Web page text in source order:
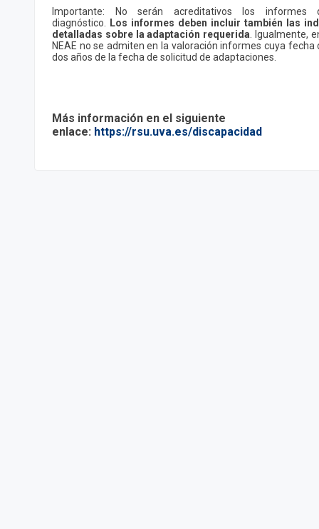
Importante: No serán acreditativos los
diagnóstico.
Los informes deben incluir también las
detalladas sobre la adaptación requerida . Igualmente,
NEAE no se admiten en la valoración informes cuya
dos años de la fecha de solicitud de adaptaciones.
Más información en el siguiente
enlace: https://rsu.uva.es/discapacidad